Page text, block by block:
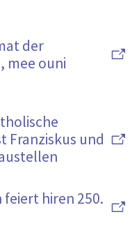
der
mee ouni
Franziskus und
feiert hiren 250.